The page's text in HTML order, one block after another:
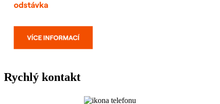
Rychlý kontakt